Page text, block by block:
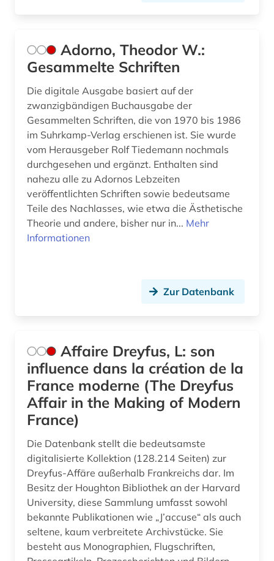
diagramm (1)
diaspora (1)
dichtung (1)
didaktik (2)
die @linke (1)
dienstleistung (4)
digitale bibliothek (1)
diplomatie (1)
dokumentarfilm (1)
dokumentenserver (2)
dominikanische republik (1)
dreyfus-affäre (1)
dritte welt (1)
drogen (1)
Adorno, Theodor W.:
Gesammelte Schriften
Die digitale Ausgabe basiert auf der
zwanzigbändigen Buchausgabe der
Gesammelten Schriften, die von 1970 bis 1986
im Suhrkamp-Verlag erschienen ist. Sie wurde
vom Herausgeber Rolf Tiedemann nochmals
durchgesehen und ergänzt. Enthalten sind
nahezu alle zu Adornos Lebzeiten
veröffentlichten Schriften sowie bedeutsame
Teile des Nachlasses, wie etwa die Ästhetische
Theorie und andere, bisher nur in... Mehr
Informationen
Zur Datenbank
Affaire Dreyfus, L: son
influence dans la création de la
France moderne (The Dreyfus
Affair in the Making of Modern
France)
Die Datenbank stellt die bedeutsamste
digitalisierte Kollektion (128.214 Seiten) zur
Dreyfus-Affäre außerhalb Frankreichs dar. Im
Besitz der Houghton Bibliothek an der Harvard
University, diese Sammlung umfasst sowohl
bekannte Publikationen wie „J’accuse“ als auch
seltene, kaum verbreitete Archivstücke. Sie
besteht aus Monographien, Flugschriften,